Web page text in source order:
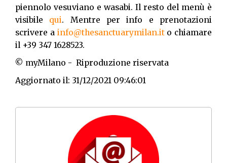
piennolo vesuviano e wasabi. Il resto del menù è
visibile qui. Mentre per info e prenotazioni
scrivere a info@thesanctuarymilan.ito chiamare
il +39 347 1628523.
© myMilano - Riproduzione riservata
Aggiornato il: 31/12/2021 09:46:01